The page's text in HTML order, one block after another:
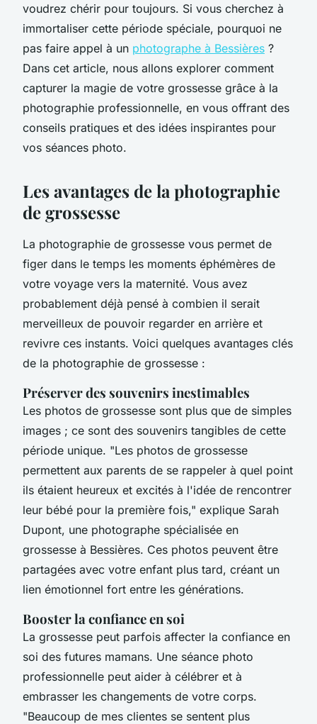
voudrez chérir pour toujours. Si vous cherchez à
immortaliser cette période spéciale, pourquoi ne
pas faire appel à un photographe à Bessières ?
Dans cet article, nous allons explorer comment
capturer la magie de votre grossesse grâce à la
photographie professionnelle, en vous offrant des
conseils pratiques et des idées inspirantes pour
vos séances photo.
Les avantages de la photographie
de grossesse
La photographie de grossesse vous permet de
figer dans le temps les moments éphémères de
votre voyage vers la maternité. Vous avez
probablement déjà pensé à combien il serait
merveilleux de pouvoir regarder en arrière et
revivre ces instants. Voici quelques avantages clés
de la photographie de grossesse :
Préserver des souvenirs inestimables
Les photos de grossesse sont plus que de simples
images ; ce sont des souvenirs tangibles de cette
période unique. "Les photos de grossesse
permettent aux parents de se rappeler à quel point
ils étaient heureux et excités à l'idée de rencontrer
leur bébé pour la première fois," explique Sarah
Dupont, une photographe spécialisée en
grossesse à Bessières. Ces photos peuvent être
partagées avec votre enfant plus tard, créant un
lien émotionnel fort entre les générations.
Booster la confiance en soi
La grossesse peut parfois affecter la confiance en
soi des futures mamans. Une séance photo
professionnelle peut aider à célébrer et à
embrasser les changements de votre corps.
"Beaucoup de mes clientes se sentent plus